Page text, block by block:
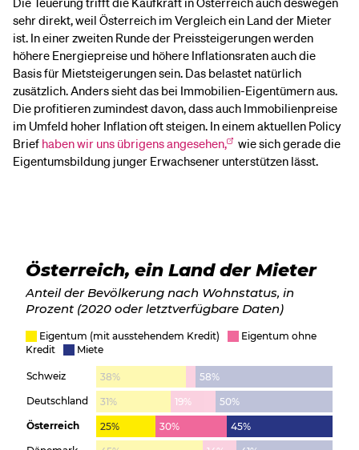
sehr direkt, weil Österreich im Vergleich ein Land der Mieter
ist. In einer zweiten Runde der Preissteigerungen werden
höhere Energiepreise und höhere Inflationsraten auch die
Basis für Mietsteigerungen sein. Das belastet natürlich
zusätzlich. Anders sieht das bei Immobilien-Eigentümern aus.
Die profitieren zumindest davon, dass auch Immobilienpreise
im Umfeld hoher Inflation oft steigen. In einem aktuellen Policy
Brief haben wir uns übrigens angesehen,
wie sich gerade die
Eigentumsbildung junger Erwachsener unterstützen lässt.